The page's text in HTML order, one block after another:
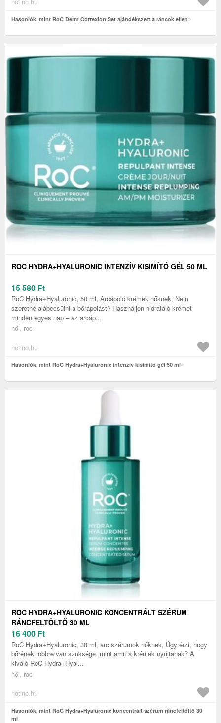
notino.hu
Hasonlók, mint RoC Derm Correxion Set ajándékszett a ráncok ellen
ROC HYDRA+HYALURONIC INTENZÍV KISIMÍTÓ GÉL 50 ML
15 580 Ft
RoC Hydra+Hyaluronic, 50 ml, Arcápoló krémek nőknek, Nem
szeretné alábecsülni a bőrápolást? Használjon hidratáló krémet
minden egyes nap – az arcáp...
női, roc
notino.hu
Hasonlók, mint RoC Hydra+Hyaluronic intenzív kisimító gél 50 ml
ROC HYDRA+HYALURONIC KONCENTRÁLT SZÉRUM
RÁNCFELTÖLTŐ 30 ML
16 400 Ft
RoC Hydra+Hyaluronic, 30 ml, arc szérumok nőknek, Úgy érzi, hogy
bőrének többre van szüksége, mint amit a krémek nyújtanak? A
kiváló RoC Hydra+Hyal...
női, roc
notino.hu
Hasonlók, mint RoC Hydra+Hyaluronic koncentrált szérum ráncfeltöltő 30
ml